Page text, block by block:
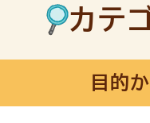
カテ
目的